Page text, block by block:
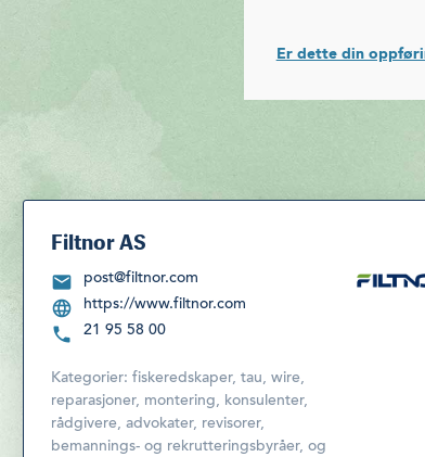
Er dette din
Filtnor AS
post@filtnor.com
https://www.filtnor.com
21 95 58 00
Kategorier: fiskeredskaper, tau, wire,
reparasjoner, montering, konsulenter,
rådgivere, advokater, revisorer,
bemannings- og rekrutteringsbyråer, og